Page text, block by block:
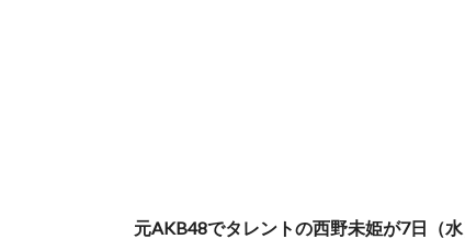
元AKB48でタレントの西野未姫が7日（